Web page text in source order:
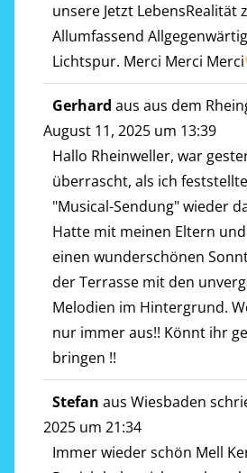
unsere Jetzt LebensRealität
Allumfassend
Lichtspur. Merci Merci Merci
Gerhard aus aus dem
August 11, 2025 um 13:39
Hallo Rheinweller, war
überrascht, als ich
"Musical-Sendung" wieder
Hatte mit meinen Eltern
einen wunderschönen
der Terrasse mit den
Melodien im Hintergrund.
nur immer aus!! Könnt ihr
bringen !!
Stefan aus Wiesbaden
2025 um 21:34
Immer wieder schön Mell